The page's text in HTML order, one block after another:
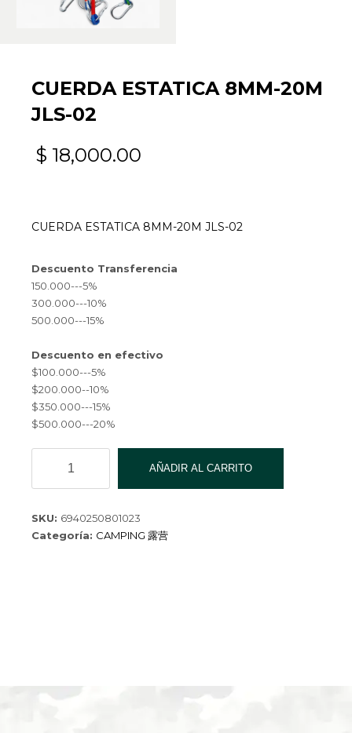
CUERDA ESTATICA 8MM-20M
JLS-02
$ 18,000.00
CUERDA ESTATICA 8MM-20M JLS-02
Descuento Transferencia
150.000---5%
300.000---10%
500.000---15%
Descuento en efectivo
$100.000---5%
$200.000--10%
$350.000---15%
$500.000---20%
ESTATICA
8MM-
JLS-
02
AÑADIR AL CARRITO
SKU: 6940250801023
Categoría: CAMPING 露营